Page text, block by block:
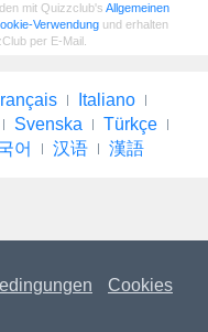
mit Quizzclub's Allgemeinen
Verwendung und erhalten
per E-Mail.
Italiano
Svenska
Türkçe
어 汉语 漢語
Cookies